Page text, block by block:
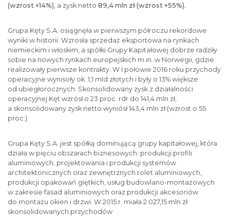
(wzrost +14%), a zysk netto 89,4 mln zł (wzrost +55%).
Grupa Kęty S.A. osiągnęła w pierwszym półroczu rekordowe
wyniki w historii. Wzrosła sprzedaż eksportowa na rynkach
niemieckim i włoskim, a spółki Grupy Kapitałowej dobrze radziły
sobie na nowych rynkach europejskich m.in. w Norwegii, gdzie
realizowały pierwsze kontrakty. W I połowie 2016 roku przychody
operacyjne wynisoły ok. 1,1 mld złotych i były o 13% większe
od ubiegłorocznych. Skonsolidowany zysk z działalności
operacyjnej Kęt wzrósł o 23 proc. rdr do 141,4 mln zł,
a skonsolidowany zysk netto wyniósł 143,4 mln zł (wzrost o 55
proc.).
Grupa Kęty S.A. jest spółką dominującą grupy kapitałowej, która
działa w pięciu obszarach biznesowych: produkcji profili
aluminiowych, projektowania i produkcji systemów
architektonicznych oraz zewnętrznych rolet aluminiowych,
produkcji opakowań giętkich, usług budowlano-montażowych
w zakresie fasad aluminiowych oraz produkcji akcesoriów
do montażu okien i drzwi. W 2015 r. miała 2 027,15 mln zł
skonsolidowanych przychodów